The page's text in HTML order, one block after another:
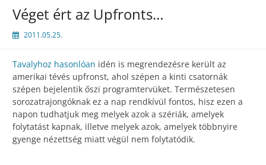
Véget ért az Upfronts…
2011.05.25.
Tavalyhoz hasonlóan idén is megrendezésre került az
amerikai tévés upfronst, ahol szépen a kinti csatornák
szépen bejelentik őszi programtervüket. Természetesen
sorozatrajongóknak ez a nap rendkívül fontos, hisz ezen a
napon tudhatjuk meg melyek azok a szériák, amelyek
folytatást kapnak, illetve melyek azok, amelyek többnyire
gyenge nézettség miatt végül nem folytatódik.